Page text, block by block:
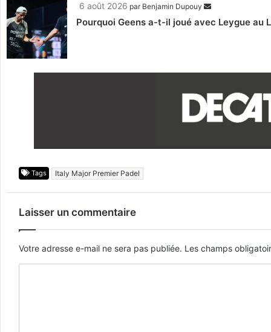
6 août 2026 par Benjamin Dupouy
Pourquoi Geens a-t-il joué avec Leygue au
Tags Italy Major Premier Padel
Laisser un commentaire
Votre adresse e-mail ne sera pas publiée. Les champs